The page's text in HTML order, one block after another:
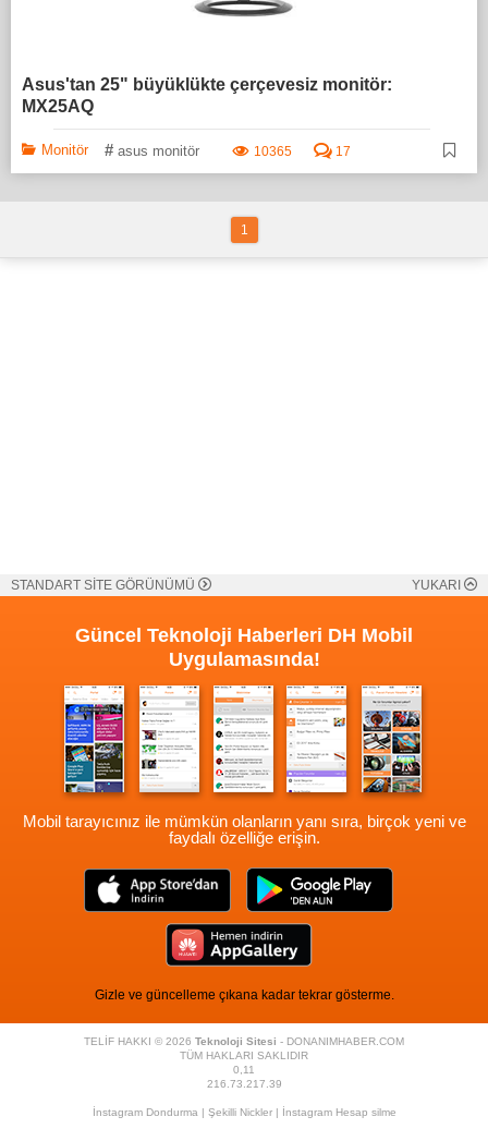
Asus'tan 25" büyüklükte çerçevesiz monitör:
MX25AQ
Monitör # asus monitör 10365 17
1
STANDART SİTE GÖRÜNÜMÜ YUKARI
Güncel Teknoloji Haberleri DH Mobil
Uygulamasında!
Mobil tarayıcınız ile mümkün olanların yanı sıra, birçok yeni ve
faydalı özelliğe erişin.
Gizle ve güncelleme çıkana kadar tekrar gösterme.
TELİF HAKKI © 2026 Teknoloji Sitesi - DONANIMHABER.COM
TÜM HAKLARI SAKLIDIR
0,11
216.73.217.39
İnstagram Dondurma| Şekilli Nickler| İnstagram Hesap silme